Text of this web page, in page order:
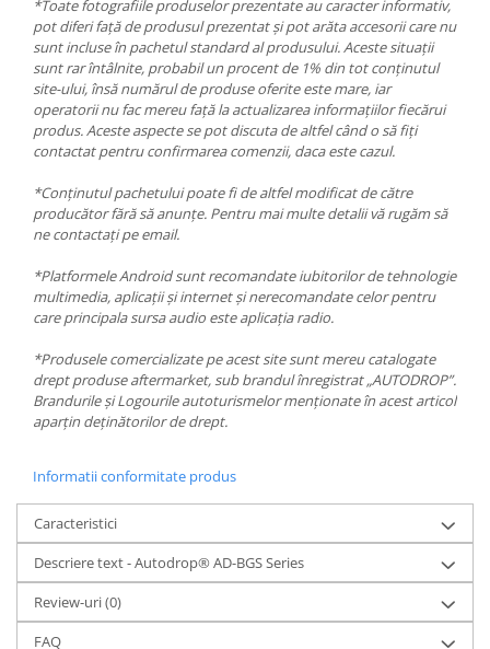
*Toate fotografiile produselor prezentate au caracter informativ,
pot diferi față de produsul prezentat și pot arăta accesorii care nu
sunt incluse în pachetul standard al produsului. Aceste situații
sunt rar întâlnite, probabil un procent de 1% din tot conținutul
site-ului, însă numărul de produse oferite este mare, iar
operatorii nu fac mereu față la actualizarea informațiilor fiecărui
produs. Aceste aspecte se pot discuta de altfel când o să fiți
contactat pentru confirmarea comenzii, daca este cazul.
*Conținutul pachetului poate fi de altfel modificat de către
producător fără să anunțe. Pentru mai multe detalii vă rugăm să
ne contactați pe email.
*Platformele Android sunt recomandate iubitorilor de tehnologie
multimedia, aplicații și internet și nerecomandate celor pentru
care principala sursa audio este aplicația radio.
*Produsele comercializate pe acest site sunt mereu catalogate
drept produse aftermarket, sub brandul înregistrat „AUTODROP”.
Brandurile și Logourile autoturismelor menționate în acest articol
aparțin deținătorilor de drept.
Informatii conformitate produs
Caracteristici
Descriere text - Autodrop® AD-BGS Series
Review-uri(0)
FAQ